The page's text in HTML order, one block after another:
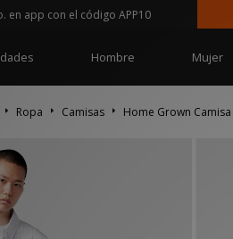
con el código APP10
Hombre Mujer
Ropa Camisas Home Grown Camisa